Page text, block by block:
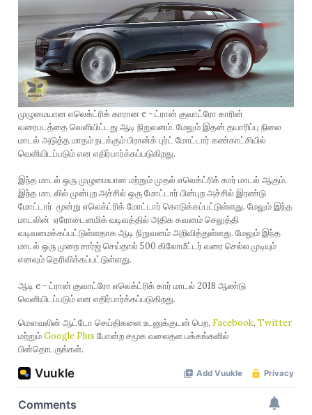
முழுமையான எலெக்ட்ரிக் காரான e - ட்ரான் குவாட்ரோ காரின்
வரைபடத்தை வெளியிட்டது ஆடி நிறுவனம். மேலும் இதன் தயாரிப்பு நிலை
மாடல் அடுத்த மாதம் நடக்கும் பிரான்க் புர்ட் மோட்டார் கண்காட்சியில்
வெளியிடப்படும் என எதிர்பார்க்கப்படுகிறது.
இந்த மாடல் ஒரு முழுமையான மற்றும் முதல் எலெக்ட்ரிக் கார் மாடல் ஆகும்.
இந்த மாடலில் முன்புற அச்சில் ஒரு மோட்டார் பின்புற அச்சில் இரண்டு
மோட்டார் மூன்று எலெக்ட்ரிக் மோட்டார் கொடுக்கப்பட்டுள்ளது. மேலும் இந்த
மாடலின் ஏரோடைனமிக் வடிவத்தில் அதிக கவனம் செலுத்தி
வடிவமைக்கப்பட்டுள்ளதாக ஆடி நிறுவனம் அறிவித்துள்ளது. மேலும் இந்த
மாடல் ஒரு முறை சார்ஜ் செய்தால் 500 கிலோமீட்டர் வரை செல்ல முடியும்
எனவும் தெரிவிக்கப்பட்டுள்ளது.
ஆடி e - ட்ரான் குவாட்ரோ எலெக்ட்ரிக் கார் மாடல் 2018 ஆண்டு
வெளியிடப்படும் என எதிர்பார்க்கப்படுகிறது.
மௌவலின் ஆட்டோ செய்திகளை உடனுக்குடன் பெற, Facebook, Twitter
மற்றும்Google Plus போன்ற சமூக வலைதள பக்கங்களில்
பின்தொடருங்கள்.